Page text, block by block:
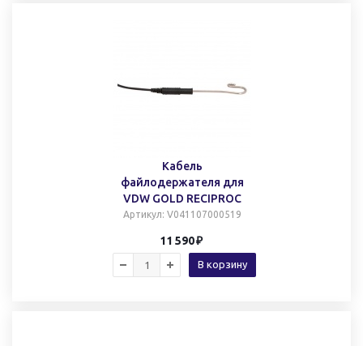
Кабель
файлодержателя для
VDW GOLD RECIPROC
Артикул: V041107000519
11 590
В корзину